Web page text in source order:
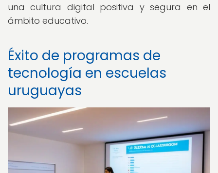
una cultura digital positiva y segura en el
ámbito educativo.
Éxito de programas de
tecnología en escuelas
uruguayas